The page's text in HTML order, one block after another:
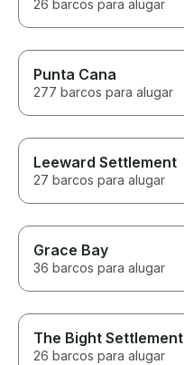
26 barcos para alugar
Punta Cana
277 barcos para alugar
Leeward Settlement
27 barcos para alugar
Grace Bay
36 barcos para alugar
The Bight Settlement
26 barcos para alugar